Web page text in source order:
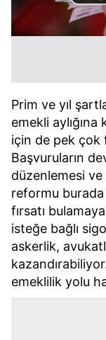
Prim ve yıl
emekli
için de pek çok
Başvuruların
düzenlemesi ve
reformu burada
fırsatı
isteğe bağlı
askerlik,
emeklilik yolu